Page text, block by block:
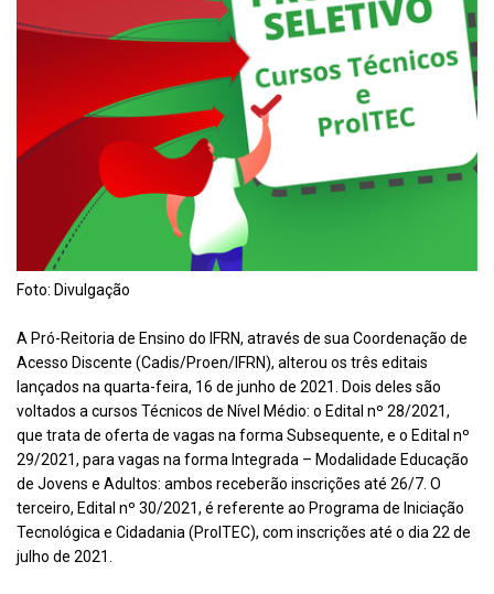
Foto: Divulgação
A Pró-Reitoria de Ensino do IFRN, através de sua ​Coordenação de
Acesso Discente (Cadis/Proen/IFRN), alterou os três editais
lançados na quarta-feira, 16 de junho de 2021. Dois deles são
voltados a cursos Técnicos de Nível Médio: o Edital nº 28/2021,
que trata de oferta de vagas na forma Subsequente, e o Edital nº
29/2021, para vagas na forma Integrada – Modalidade Educação
de Jovens e Adultos: ambos receberão inscrições até 26/7. O
terceiro, Edital nº 30/2021, é referente ao Programa de Iniciação
Tecnológica e Cidadania (ProITEC), com inscrições até o dia 22 de
julho de 2021.